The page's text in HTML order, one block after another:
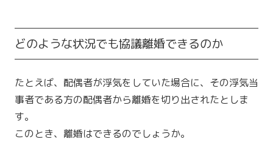
どのような状況でも協議離婚できるのか
たとえば、配偶者が浮気をしていた場合に、その浮気当
事者である方の配偶者から離婚を切り出されたとしま
す。
このとき、離婚はできるのでしょうか。